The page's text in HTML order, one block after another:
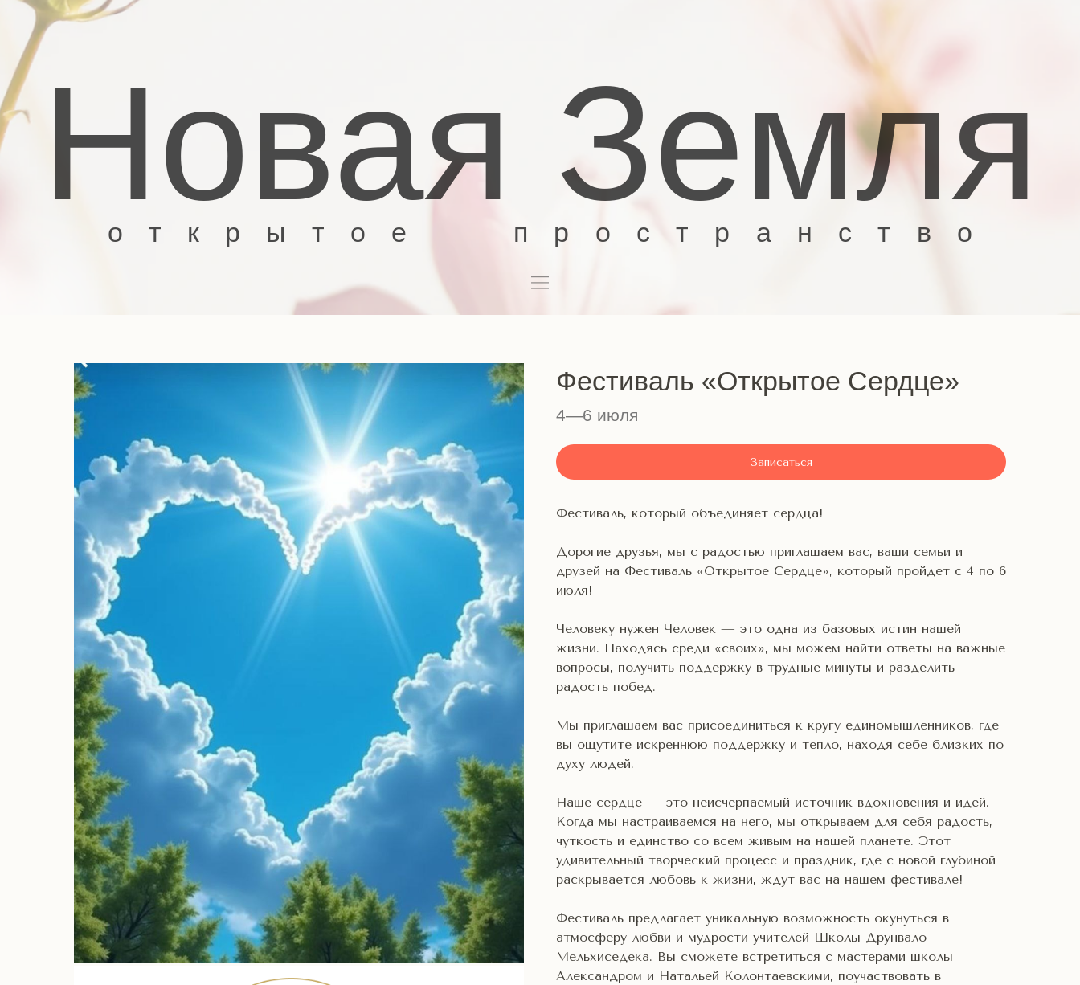
Новая Земля
открытое пространство
Фестиваль «Открытое Сердце»
4—6 июля
Записаться
Фестиваль, который объединяет сердца!
Дорогие друзья, мы с радостью приглашаем вас, ваши семьи и
друзей на Фестиваль «Открытое Сердце», который пройдет с 4 по 6
июля!
Человеку нужен Человек — это одна из базовых истин нашей
жизни. Находясь среди «своих», мы можем найти ответы на важные
вопросы, получить поддержку в трудные минуты и разделить
радость побед.
Мы приглашаем вас присоединиться к кругу единомышленников, где
вы ощутите искреннюю поддержку и тепло, находя себе близких по
духу людей.
Наше сердце — это неисчерпаемый источник вдохновения и идей.
Когда мы настраиваемся на него, мы открываем для себя радость,
чуткость и единство со всем живым на нашей планете. Этот
удивительный творческий процесс и праздник, где с новой глубиной
раскрывается любовь к жизни, ждут вас на нашем фестивале!
Фестиваль предлагает уникальную возможность окунуться в
атмосферу любви и мудрости учителей Школы Друнвало
Мельхиседека. Вы сможете встретиться с мастерами школы
Александром и Натальей Колонтаевскими, поучаствовать в